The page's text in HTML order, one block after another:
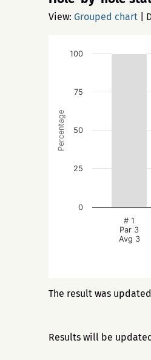
View: Grouped chart
Percentage
# 1
Par 3
Avg 3
0
25
50
75
100
The result was
Results will be